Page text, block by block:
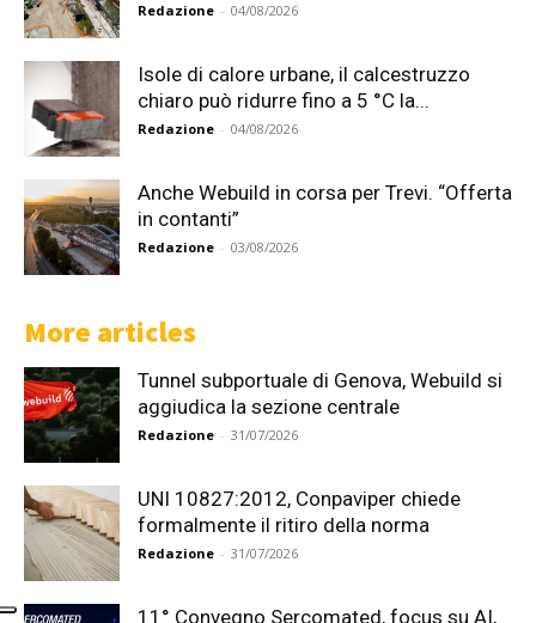
Redazione - 04/08/2026
Isole di calore urbane, il calcestruzzo
chiaro può ridurre fino a 5 °C la...
Redazione - 04/08/2026
Anche Webuild in corsa per Trevi. “Offerta
in contanti”
Redazione - 03/08/2026
More articles
Tunnel subportuale di Genova, Webuild si
aggiudica la sezione centrale
Redazione - 31/07/2026
UNI 10827:2012, Conpaviper chiede
formalmente il ritiro della norma
Redazione - 31/07/2026
11° Convegno Sercomated, focus su AI,